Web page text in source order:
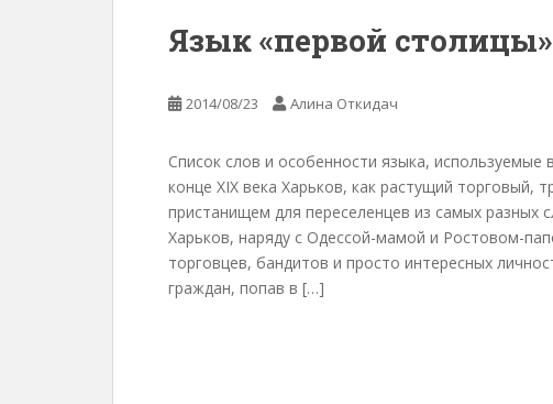
Язык «первой столицы»
2014/08/23 Алина Откидач
Список слов и особенности языка,
конце XIX века Харьков, как растущий торговый,
пристанищем для переселенцев из самых
Харьков, наряду с Одессой-мамой и Ростовом-
торговцев, бандитов и просто интересных
граждан, попав в […]